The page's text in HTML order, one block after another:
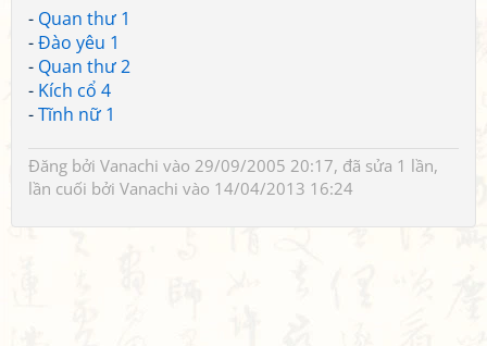
- Quan thư 1
-Đào yêu 1
- Quan thư 2
- Kích cổ 4
-Tĩnh nữ 1
Đăng bởi Vanachi vào 29/09/2005 20:17, đã sửa 1 lần,
lần cuối bởi Vanachi vào 14/04/2013 16:24